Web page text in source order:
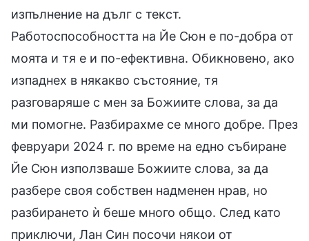
изпълнение на дълг с текст.
Работоспособността на Йе Сюн е по-добра от
моята и тя е и по-ефективна. Обикновено, ако
изпаднех в някакво състояние, тя
разговаряше с мен за Божиите слова, за да
ми помогне. Разбирахме се много добре. През
февруари 2024 г. по време на едно събиране
Йе Сюн използваше Божиите слова, за да
разбере своя собствен надменен нрав, но
разбирането ѝ беше много общо. След като
приключи, Лан Син посочи някои от